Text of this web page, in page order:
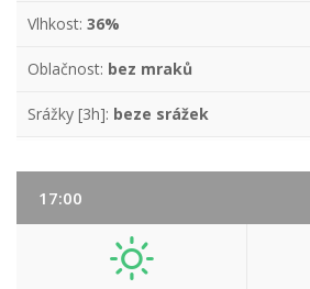
Vlhkost: 36%
Oblačnost: bez mraků
Srážky [3h]: beze srážek
17:00